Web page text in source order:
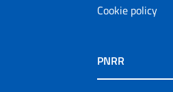
Cookie policy
PNRR